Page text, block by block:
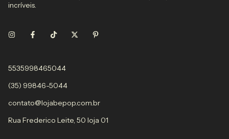
incríveis.
5535998465044
(35) 99846-5044
contato@lojabepop.com.br
Rua Frederico Leite, 50 loja 01